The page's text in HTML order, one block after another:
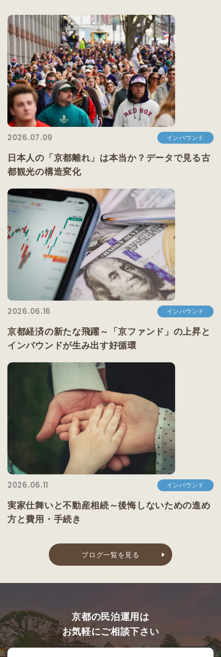
2026.07.09 インバウンド
日本人の「京都離れ」は本当か？データで見る古
都観光の構造変化
2026.06.16 インバウンド
京都経済の新たな飛躍～「京ファンド」の上昇と
インバウンドが生み出す好循環
2026.06.11 インバウンド
実家仕舞いと不動産相続～後悔しないための進め
方と費用・手続き
ブログ一覧を見る
京都の民泊運用は
お気軽にご相談下さい